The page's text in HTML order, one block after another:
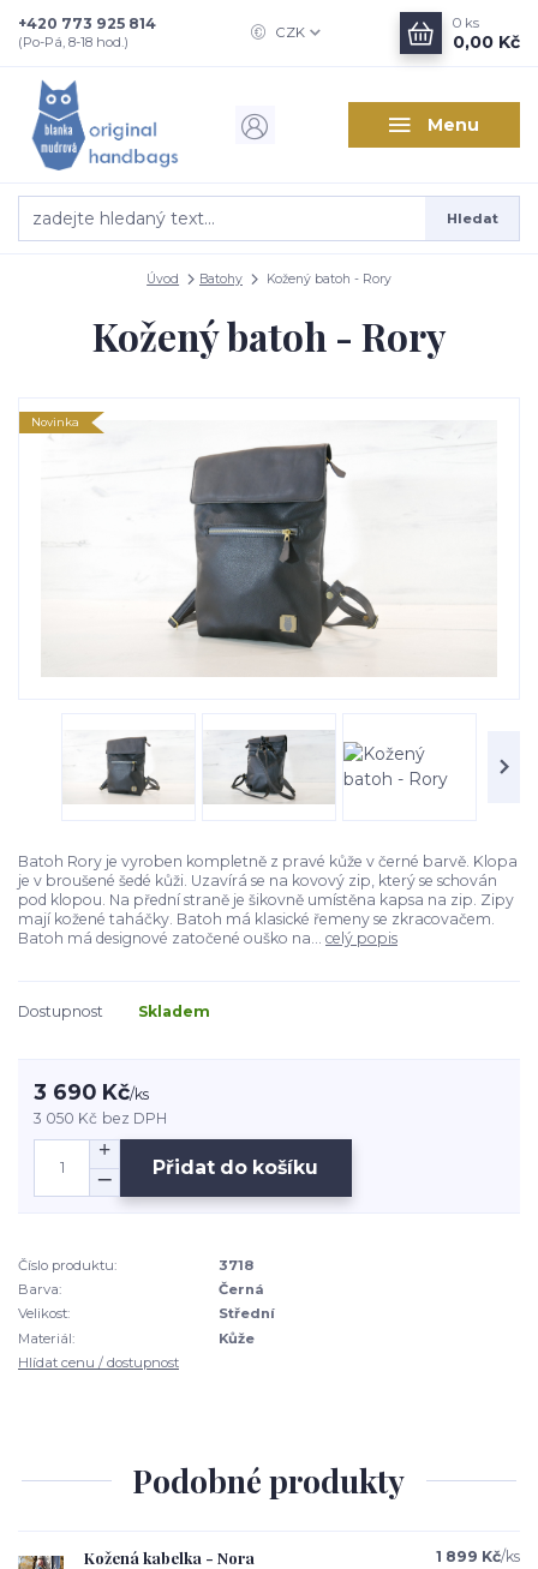
Menu
CZK
Hledat
+420 773 925 814
(Po-Pá, 8-18 hod.)
0 ks
0,00 Kč
Úvod Batohy Kožený batoh - Rory
Kožený batoh - Rory
Novinka
Batoh Rory je vyroben kompletně z pravé kůže v černé barvě. Klopa
je v broušené šedé kůži. Uzavírá se na kovový zip, který se schován
pod klopou. Na přední straně je šikovně umístěna kapsa na zip. Zipy
mají kožené taháčky. Batoh má klasické řemeny se zkracovačem.
Batoh má designové zatočené ouško na... celý popis
Dostupnost Skladem
3 690 Kč/ks
3 050 Kč bez DPH
Přidat do košíku
Číslo produktu:
3718
Barva:
Černá
Velikost:
Střední
Materiál:
Kůže
Hlídat cenu / dostupnost
Podobné produkty
Kožená kabelka - Nora 1 899 Kč/ks